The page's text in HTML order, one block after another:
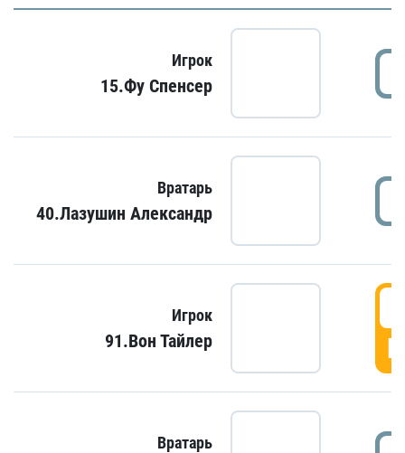
Игрок
15.Фу Спенсер
Вратарь
40.Лазушин Александр
Игрок
91.Вон Тайлер
Вратарь